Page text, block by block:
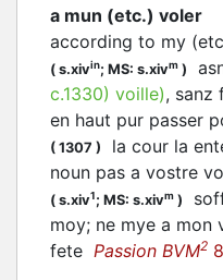
a mun (etc.) voler
according to my
( s.xivin; MS: s.xivm )
c.1330) voille), sanz
en haut pur passer
( 1307 )
la cour la
noun pas a vostre
( s.xiv1; MS: s.xivm )
moy; ne mye a mon
fete Passion BVM2